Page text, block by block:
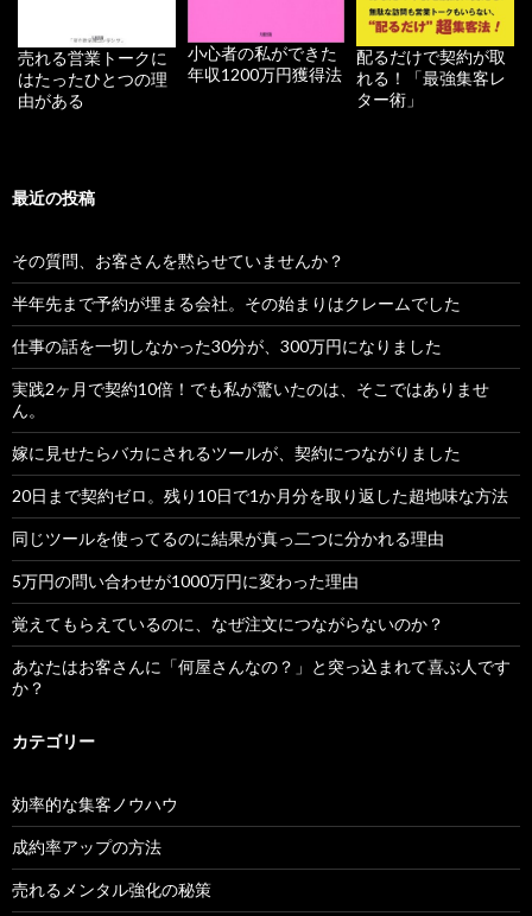
売れる営業トークに
はたったひとつの理
由がある
小心者の私ができた
年収1200万円獲得法
配るだけで契約が取
れる！「最強集客レ
ター術」
最近の投稿
その質問、お客さんを黙らせていませんか？
半年先まで予約が埋まる会社。その始まりはクレームでした
仕事の話を一切しなかった30分が、300万円になりました
実践2ヶ月で契約10倍！でも私が驚いたのは、そこではありませ
ん。
嫁に見せたらバカにされるツールが、契約につながりました
20日まで契約ゼロ。残り10日で1か月分を取り返した超地味な方法
同じツールを使ってるのに結果が真っ二つに分かれる理由
5万円の問い合わせが1000万円に変わった理由
覚えてもらえているのに、なぜ注文につながらないのか？
あなたはお客さんに「何屋さんなの？」と突っ込まれて喜ぶ人です
か？
カテゴリー
効率的な集客ノウハウ
成約率アップの方法
売れるメンタル強化の秘策